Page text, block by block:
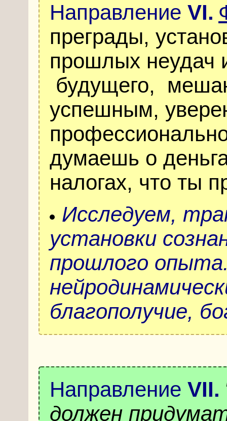
Направление VI.
преграды,
прошлых неудач
будущего,
успешным,
думаешь о
налогах, что ты
Исследуем,
установки
прошлого
благополучие,
Направление VII.
должен